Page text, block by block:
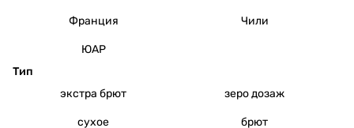
Франция Чили
ЮАР
Тип
экстра брют
зеро дозаж
сухое брют